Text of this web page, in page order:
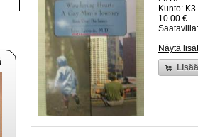
Kunto:
10.00 €
Näytä